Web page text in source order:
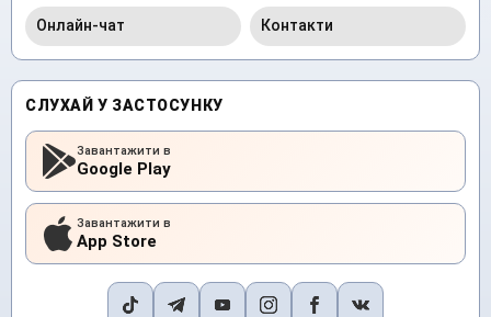
Онлайн-чат Контакти
СЛУХАЙ У ЗАСТОСУНКУ
Завантажити в
Google Play
Завантажити в
App Store